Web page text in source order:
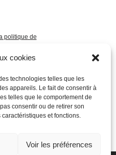
cookies
technologies telles que les
appareils. Le fait de consentir à
telles que le comportement de
consentir ou de retirer son
et fonctions.
Voir les préférences
politique de